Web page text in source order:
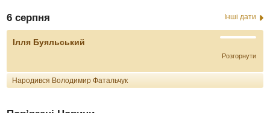
6 серпня Інші дати
Ілля Буяльський
Розгорнути
Народився Володимир Фатальчук